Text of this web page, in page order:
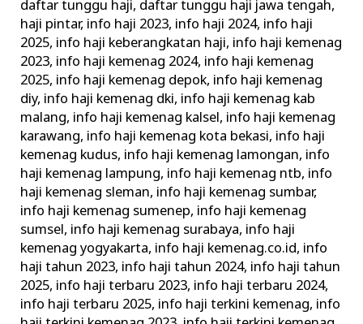
daftar tunggu haji, daftar tunggu haji jawa tengah,
haji pintar, info haji 2023, info haji 2024, info haji
2025, info haji keberangkatan haji, info haji kemenag
2023, info haji kemenag 2024, info haji kemenag
2025, info haji kemenag depok, info haji kemenag
diy, info haji kemenag dki, info haji kemenag kab
malang, info haji kemenag kalsel, info haji kemenag
karawang, info haji kemenag kota bekasi, info haji
kemenag kudus, info haji kemenag lamongan, info
haji kemenag lampung, info haji kemenag ntb, info
haji kemenag sleman, info haji kemenag sumbar,
info haji kemenag sumenep, info haji kemenag
sumsel, info haji kemenag surabaya, info haji
kemenag yogyakarta, info haji kemenag.co.id, info
haji tahun 2023, info haji tahun 2024, info haji tahun
2025, info haji terbaru 2023, info haji terbaru 2024,
info haji terbaru 2025, info haji terkini kemenag, info